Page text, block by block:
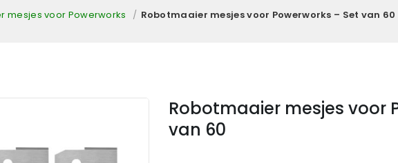
mesjes voor Powerworks / Robotmaaier mesjes voor Powerworks – Set van 60
Robotmaaier mesjes voor
van 60